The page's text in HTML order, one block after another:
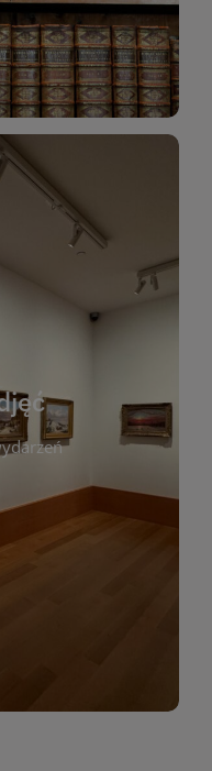
i projektów
nasza biblioteka
zarówno
aktywności
nowe galerie,
wyjątkowych
obejrzenia,
się!